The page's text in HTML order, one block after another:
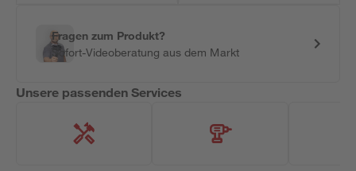
Fragen zum Produkt?
Sofort-Videoberatung aus dem Markt
Unsere passenden Services